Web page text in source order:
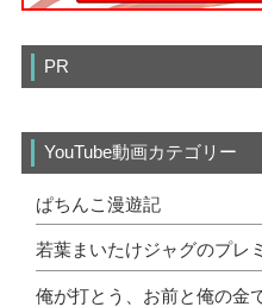
PR
YouTube動画カテゴリー
ぱちんこ漫遊記
若葉まいたけジャグのプレ
俺が打とう、お前と俺の金